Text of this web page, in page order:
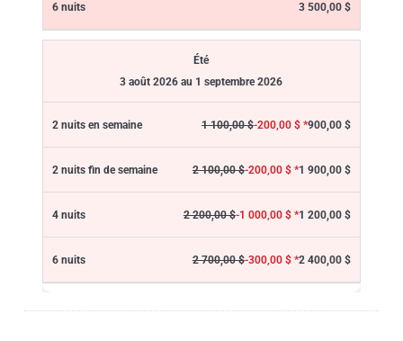
3 500,00 $
Été
3 août 2026 au 1 septembre 2026
1 100,00 $-200,00 $ *900,00 $
2 100,00 $-200,00 $ *1 900,00 $
2 200,00 $-1 000,00 $ *1 200,00 $
2 700,00 $-300,00 $ *2 400,00 $